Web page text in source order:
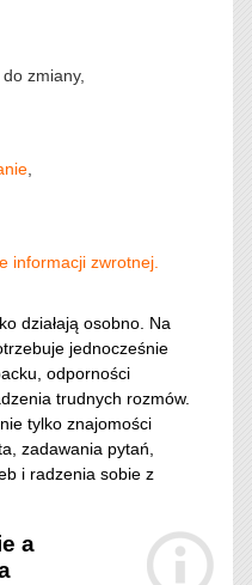
zmiany,
,
informacji zwrotnej.
działają osobno. Na
jednocześnie
odporności
trudnych rozmów.
tylko znajomości
zadawania pytań,
i radzenia sobie z
a